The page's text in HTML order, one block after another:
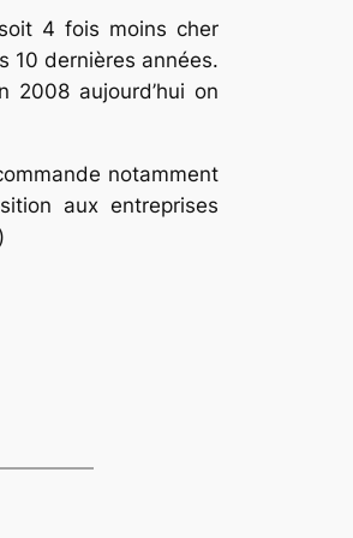
4 fois moins cher
10 dernières années.
2008 aujourd’hui on
notamment
aux entreprises